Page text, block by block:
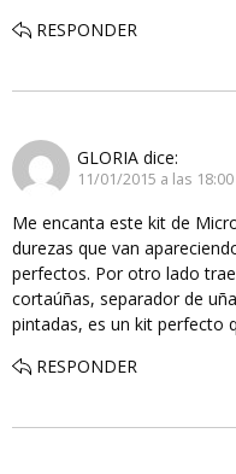
RESPONDER
GLORIA dice:
11/01/2015 a las 18:00
Me encanta este kit de
durezas que van
perfectos. Por otro lado
cortaúñas, separador de
pintadas, es un kit perfecto
RESPONDER